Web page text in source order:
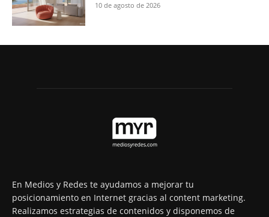
10 de agosto de 2026
En Medios y Redes te ayudamos a mejorar tu
posicionamiento en Internet gracias al content marketing.
Realizamos estrategias de contenidos y disponemos de